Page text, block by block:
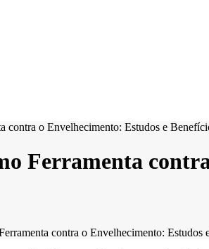
Ferramenta
contra o Envelhecimento: Estudos